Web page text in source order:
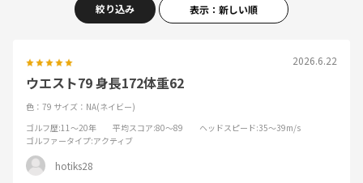
絞り込み 表示：新しい順
2026.6.22
ウエスト79 身長172体重62
色：79 サイズ：NA(ネイビー)
ゴルフ歴:11～20年 平均スコア:80～89 ヘッドスピード:35～39m/s
ゴルファータイプ:アクティブ
hotiks28